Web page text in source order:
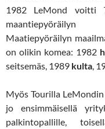
1982 LeMond voitti
maantiepyöräilyn
Maatiepyöräilyn
on olikin komea: 1982
seitsemäs, 1989 kulta,
Myös Tourilla
jo ensimmäisellä
palkintopallille,